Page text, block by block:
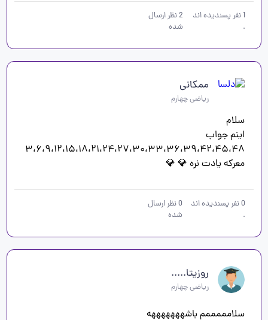
1نفر پسندیده اند
.
2نظر ارسال
شده
ممکانی
ریاضی چهارم
معرکه یادت نره 💎 💎
0نفر پسندیده اند
.
0نظر ارسال
شده
روزیتا.....
ریاضی چهارم